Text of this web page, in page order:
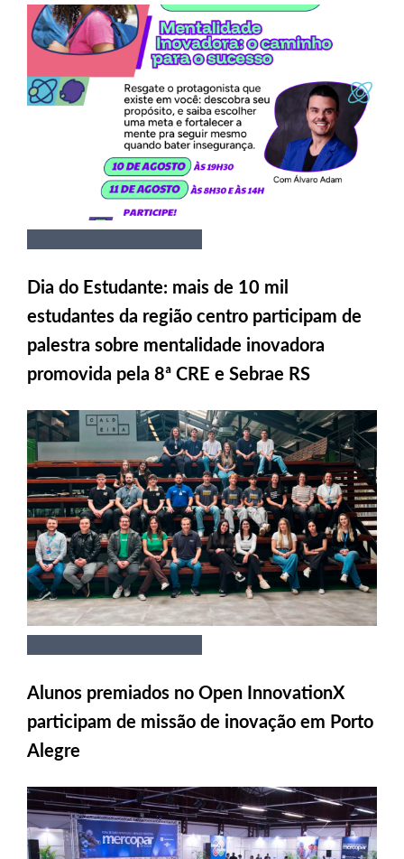
Dia do Estudante: mais de 10 mil
estudantes da região centro participam de
palestra sobre mentalidade inovadora
promovida pela 8ª CRE e Sebrae RS
Alunos premiados no Open InnovationX
participam de missão de inovação em Porto
Alegre